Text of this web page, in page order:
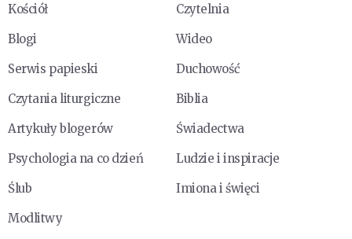
Kościół
Czytelnia
Blogi
Wideo
Serwis papieski
Duchowość
Czytania liturgiczne
Biblia
Artykuły blogerów
Świadectwa
Psychologia na co dzień
Ludzie i inspiracje
Ślub
Imiona i święci
Modlitwy